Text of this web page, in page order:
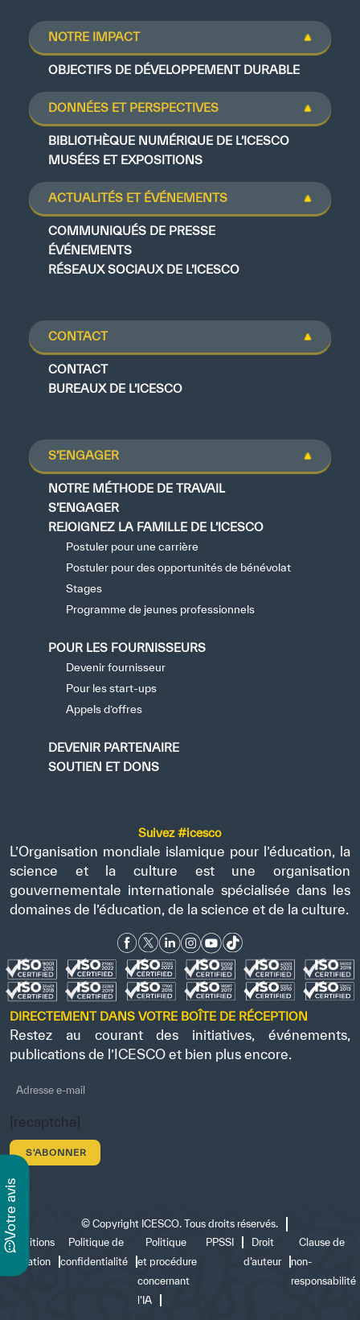
Devenir partenaire
Soutien et dons
Conditions d’utilisation
Politique de confidentialité
PPSSI
Droit d’auteur
Clause de non-responsabilité
v
o
t
r
e
a
v
i
s
Dissatisfied
Satisfied
NOTRE IMPACT
OBJECTIFS DE DÉVELOPPEMENT DURABLE
DONNÉES ET PERSPECTIVES
BIBLIOTHÈQUE NUMÉRIQUE DE L’ICESCO
MUSÉES ET EXPOSITIONS
ACTUALITÉS ET ÉVÉNEMENTS
COMMUNIQUÉS DE PRESSE
ÉVÉNEMENTS
RÉSEAUX SOCIAUX DE L’ICESCO
CONTACT
CONTACT
BUREAUX DE L’ICESCO
S’ENGAGER
NOTRE MÉTHODE DE TRAVAIL
S’ENGAGER
REJOIGNEZ LA FAMILLE DE L’ICESCO
Postuler pour une carrière
Postuler pour des opportunités de bénévolat
Stages
Programme de jeunes professionnels
POUR LES FOURNISSEURS
Devenir fournisseur
Pour les start-ups
Appels d’offres
DEVENIR PARTENAIRE
SOUTIEN ET DONS
Suivez #icesco
L’Organisation mondiale islamique pour l’éducation, la
science et la culture est une organisation
gouvernementale internationale spécialisée dans les
domaines de l’éducation, de la science et de la culture.
DIRECTEMENT DANS VOTRE BOÎTE DE RÉCEPTION
Restez au courant des initiatives, événements,
publications de l’ICESCO et bien plus encore.
[recaptcha]
© Copyright ICESCO. Tous droits réservés.
Conditions
Politique de
confidentialité
Politique
et procédure
concernant
l’IA
PPSSI
Droit
d’auteur
Clause de
non-
responsabilité